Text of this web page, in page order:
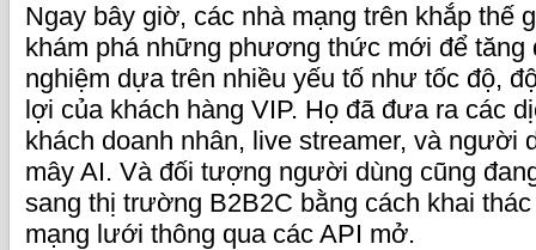
Ngay bây giờ, các nhà mạng trên khắp thế
khám phá những phương thức mới để tăng
nghiệm dựa trên nhiều yếu tố như tốc độ,
lợi của khách hàng VIP. Họ đã đưa ra các
khách doanh nhân, live streamer, và người
mây AI. Và đối tượng người dùng cũng
sang thị trường B2B2C bằng cách khai
mạng lưới thông qua các API mở.